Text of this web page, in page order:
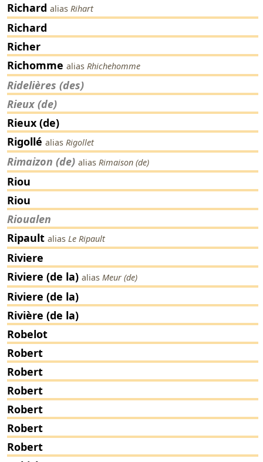
Richard alias Rihart
Richard
Richer
Richomme alias Rhichehomme
Ridelières (des)
Rieux (de)
Rieux (de)
Rigollé alias Rigollet
Rimaizon (de) alias Rimaison (de)
Riou
Riou
Rioualen
Ripault alias Le Ripault
Riviere
Riviere (de la) alias Meur (de)
Riviere (de la)
Rivière (de la)
Robelot
Robert
Robert
Robert
Robert
Robert
Robert